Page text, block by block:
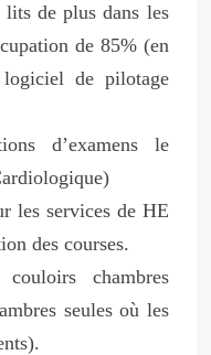
de plus dans les
de 85% (en
de pilotage
d’examens le
les services de HE
des courses.
couloirs chambres
seules où les